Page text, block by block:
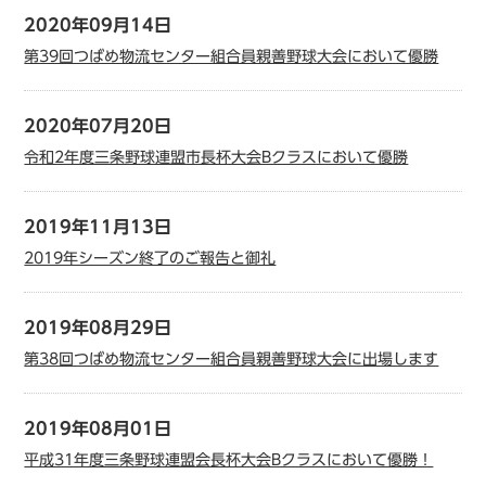
2020年09月14日
第39回つばめ物流センター組合員親善野球大会において優勝
2020年07月20日
令和2年度三条野球連盟市長杯大会Bクラスにおいて優勝
2019年11月13日
2019年シーズン終了のご報告と御礼
2019年08月29日
第38回つばめ物流センター組合員親善野球大会に出場します
2019年08月01日
平成31年度三条野球連盟会長杯大会Bクラスにおいて優勝！